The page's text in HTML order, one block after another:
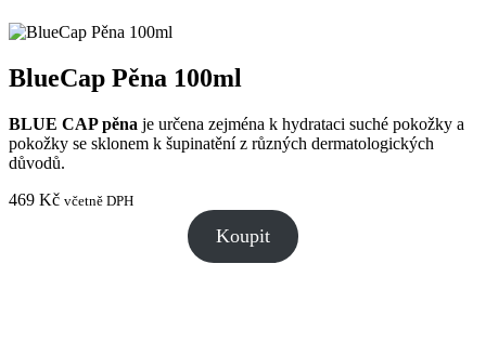
BlueCap Pěna 100ml
BLUE CAP pěna je určena zejména k hydrataci suché pokožky a
pokožky se sklonem k šupinatění z různých dermatologických
důvodů.
469 Kč včetně DPH
Koupit